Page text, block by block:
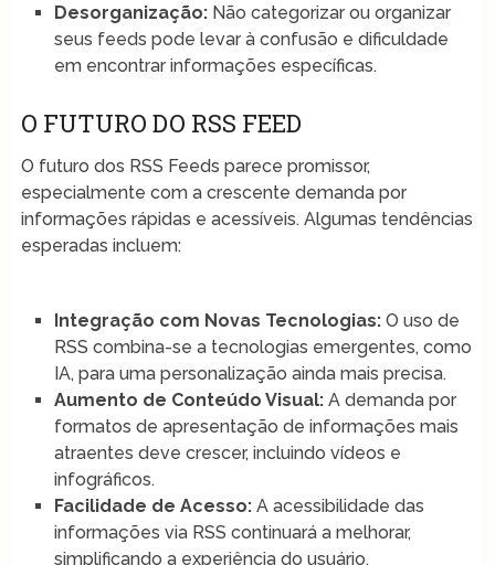
Desorganização:Não categorizar ou organizar
seus feeds pode levar à confusão e dificuldade
em encontrar informações específicas.
O FUTURO DO RSS FEED
O futuro dos RSS Feeds parece promissor,
especialmente com a crescente demanda por
informações rápidas e acessíveis. Algumas tendências
esperadas incluem:
Integração com Novas Tecnologias:O uso de
RSS combina-se a tecnologias emergentes, como
IA, para uma personalização ainda mais precisa.
Aumento de Conteúdo Visual:A demanda por
formatos de apresentação de informações mais
atraentes deve crescer, incluindo vídeos e
infográficos.
Facilidade de Acesso:A acessibilidade das
informações via RSS continuará a melhorar,
simplificando a experiência do usuário.